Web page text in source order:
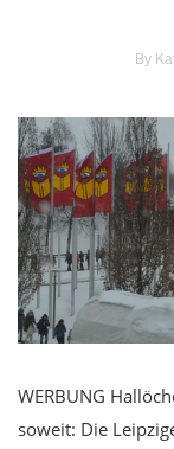
By
WERBUNG
soweit: Die